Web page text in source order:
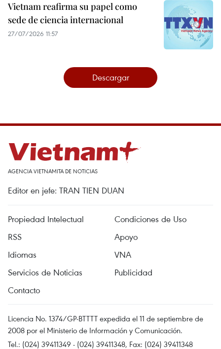
Vietnam reafirma su papel como
sede de ciencia internacional
27/07/2026 11:57
Descargar
AGENCIA VIETNAMITA DE NOTICIAS
Editor en jefe: TRAN TIEN DUAN
Propiedad Intelectual
Condiciones de Uso
RSS
Apoyo
Idiomas
VNA
Servicios de Noticias
Publicidad
Contacto
Licencia No. 1374/GP-BTTTT expedida el 11 de septiembre de
2008 por el Ministerio de Información y Comunicación.
Tel.: (024) 39411349 - (024) 39411348, Fax: (024) 39411348